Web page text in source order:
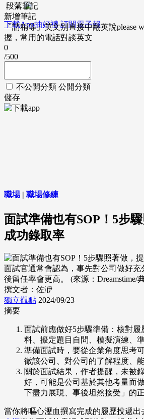
下載App抽好禮 訂閱電子報
段落筆記
新增筆記
「請稍等」英文別直接中翻英說please
握，常用的電話對談英文
0
/500
不公開分類 公開分類
儲存
職場| 職場修練
面試準備也有SOP！5步
成功錄取率
面試官通常會認為，事先對公司做好
後留任率會更高。 (來源：Dreamstime/
撰文者：佐洢
獨立觀點 2024/09/23
摘要
面試前應做好5步驟準備：核對履
料、擬定題目自問、模擬演練、
準備面試時，要從企業角度思考
徵該公司、對公司的了解程度、
關於面試結果，作者提醒，未被
好，可能是公司基於其他考量而
下盡力展現、事後坦然接受」的
當你將嘔心瀝血撰寫完成的履歷投遞出